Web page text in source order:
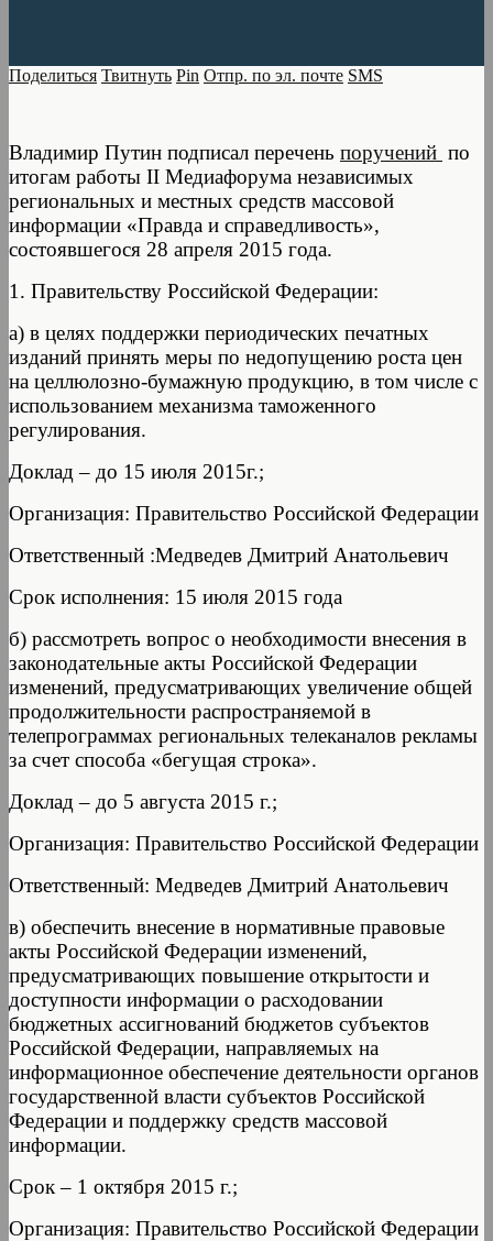
Поделиться Твитнуть Pin Отпр. по эл. почте SMS
Владимир Путин подписал перечень поручений по
итогам работы II Медиафорума независимых
региональных и местных средств массовой
информации «Правда и справедливость»,
состоявшегося 28 апреля 2015 года.
1. Правительству Российской Федерации:
а) в целях поддержки периодических печатных
изданий принять меры по недопущению роста цен
на целлюлозно-бумажную продукцию, в том числе с
использованием механизма таможенного
регулирования.
Доклад – до 15 июля 2015г.;
Организация: Правительство Российской Федерации
Ответственный :Медведев Дмитрий Анатольевич
Срок исполнения: 15 июля 2015 года
б) рассмотреть вопрос о необходимости внесения в
законодательные акты Российской Федерации
изменений, предусматривающих увеличение общей
продолжительности распространяемой в
телепрограммах региональных телеканалов рекламы
за счет способа «бегущая строка».
Доклад – до 5 августа 2015 г.;
Организация: Правительство Российской Федерации
Ответственный: Медведев Дмитрий Анатольевич
в) обеспечить внесение в нормативные правовые
акты Российской Федерации изменений,
предусматривающих повышение открытости и
доступности информации о расходовании
бюджетных ассигнований бюджетов субъектов
Российской Федерации, направляемых на
информационное обеспечение деятельности органов
государственной власти субъектов Российской
Федерации и поддержку средств массовой
информации.
Срок – 1 октября 2015 г.;
Организация: Правительство Российской Федерации